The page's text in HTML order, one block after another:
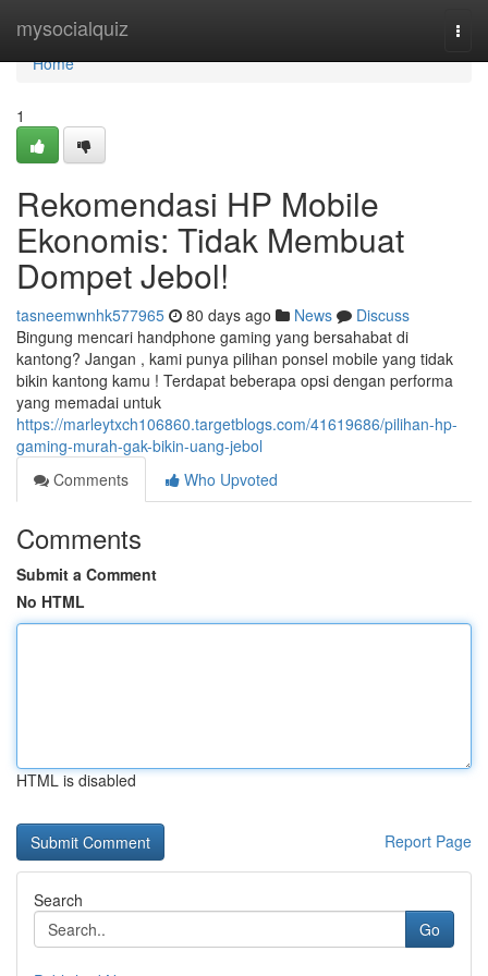
mysocialquiz
Home
Home
1
Rekomendasi HP Mobile
Ekonomis: Tidak Membuat
Dompet Jebol!
tasneemwnhk577965 80 days ago News
Discuss
Bingung mencari handphone gaming yang bersahabat di
kantong? Jangan , kami punya pilihan ponsel mobile yang tidak
bikin kantong kamu ! Terdapat beberapa opsi dengan performa
yang memadai untuk
https://marleytxch106860.targetblogs.com/41619686/pilihan-hp-
gaming-murah-gak-bikin-uang-jebol
Comments
Who Upvoted
Comments
Submit a Comment
No HTML
HTML is disabled
Report Page
Search
Go